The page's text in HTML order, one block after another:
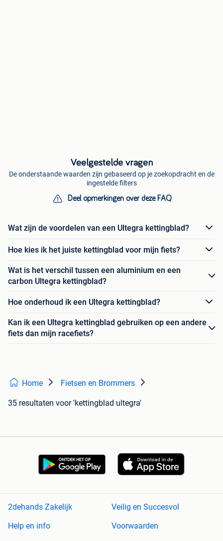
Veelgestelde vragen
De onderstaande waarden zijn gebaseerd op je zoekopdracht en de
ingestelde filters
Deel opmerkingen over deze FAQ
Wat zijn de voordelen van een Ultegra kettingblad?
Hoe kies ik het juiste kettingblad voor mijn fiets?
Wat is het verschil tussen een aluminium en een
carbon Ultegra kettingblad?
Hoe onderhoud ik een Ultegra kettingblad?
Kan ik een Ultegra kettingblad gebruiken op een andere
fiets dan mijn racefiets?
Home Fietsen en Brommers
35 resultaten voor 'kettingblad ultegra'
2dehands Zakelijk
Veilig en Succesvol
Help en info
Voorwaarden